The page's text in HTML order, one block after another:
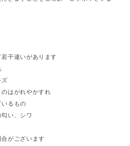
干違いがあります
ズ
のはがれやかすれ
いるもの
匂い、シワ
合がございます